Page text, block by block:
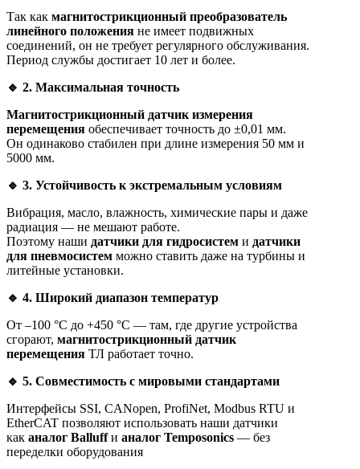
Так как магнитострикционный преобразователь
линейного положения не имеет подвижных
соединений, он не требует регулярного обслуживания.
Период службы достигает 10 лет и более.
🔹 2. Максимальная точность
Магнитострикционный датчик измерения
перемещения обеспечивает точность до ±0,01 мм.
Он одинаково стабилен при длине измерения 50 мм и
5000 мм.
🔹 3. Устойчивость к экстремальным условиям
Вибрация, масло, влажность, химические пары и даже
радиация — не мешают работе.
Поэтому наши датчики для гидросистем и датчики
для пневмосистем можно ставить даже на турбины и
литейные установки.
🔹 4. Широкий диапазон температур
От –100 °C до +450 °C — там, где другие устройства
сгорают, магнитострикционный датчик
перемещения ТЛ работает точно.
🔹 5. Совместимость с мировыми стандартами
Интерфейсы SSI, CANopen, ProfiNet, Modbus RTU и
EtherCAT позволяют использовать наши датчики
как аналог Balluffи аналог Temposonics — без
переделки оборудования